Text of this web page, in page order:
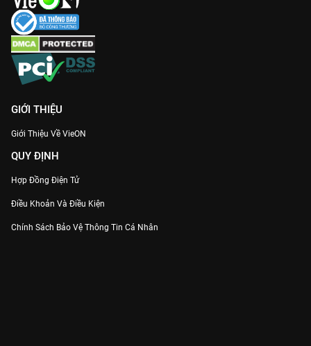
GIỚI THIỆU
Giới Thiệu Về VieON
QUY ĐỊNH
Hợp Đồng Điện Tử
Điều Khoản Và Điều Kiện
Chính Sách Bảo Vệ Thông Tin Cá Nhân